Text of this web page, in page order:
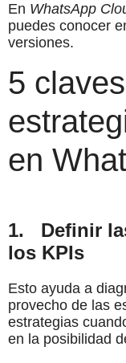
En WhatsApp
puedes conocer
versiones.
5
en
1.
Definir
los KPIs
Esto ayuda a
provecho de las
estrategias
en la posibilidad